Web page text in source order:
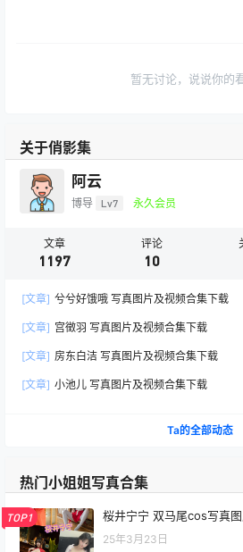
暂无讨论，说说你的
关于俏影集
阿云
博导 Lv7 永久会员
文章
1197
评论
10
[文章] 兮兮好饿哦 写真图片及视频合集下载
[文章] 宫徵羽 写真图片及视频合集下载
[文章] 房东白洁 写真图片及视频合集下载
[文章] 小池儿 写真图片及视频合集下载
Ta的全部动态
热门小姐姐写真合集
TOP1 桜井宁宁 双马尾cos写真
25年3月23日